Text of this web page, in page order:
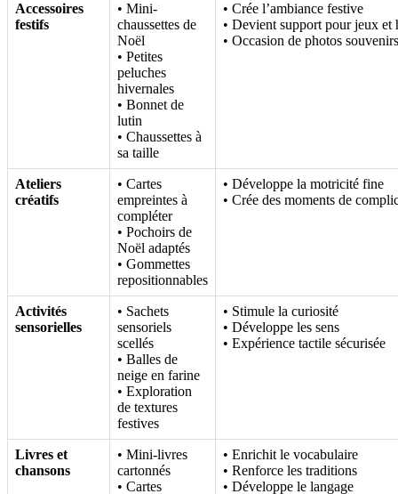
Accessoires
festifs
• Mini-
chaussettes de
Noël
• Petites
peluches
hivernales
• Bonnet de
lutin
• Chaussettes à
sa taille
• Crée l’ambiance festive
• Devient support pour jeux et
• Occasion de photos souvenirs
Ateliers
créatifs
• Cartes
empreintes à
compléter
• Pochoirs de
Noël adaptés
• Gommettes
repositionnables
• Développe la motricité fine
• Crée des moments de
Activités
sensorielles
• Sachets
sensoriels
scellés
• Balles de
neige en farine
• Exploration
de textures
festives
• Stimule la curiosité
• Développe les sens
• Expérience tactile sécurisée
Livres et
chansons
• Mini-livres
cartonnés
• Cartes
• Enrichit le vocabulaire
• Renforce les traditions
• Développe le langage